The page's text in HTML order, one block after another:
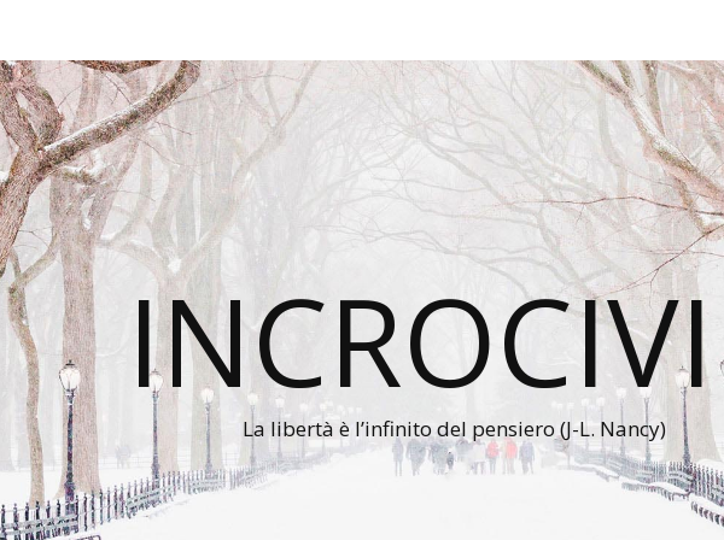
La libertà è l’infinito del pensiero (J-L. Nancy)